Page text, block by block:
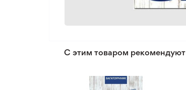
С этим товаром рекомендуют